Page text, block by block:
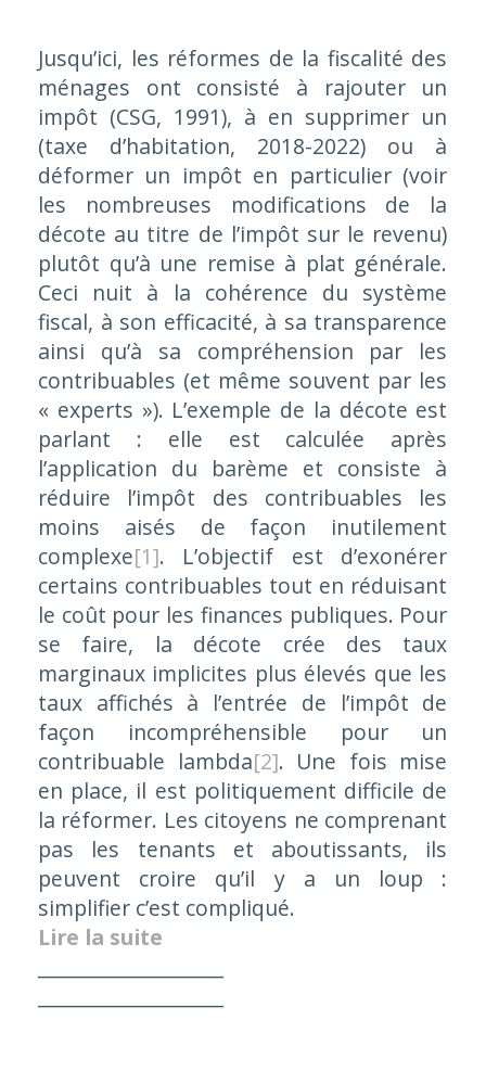
Jusqu’ici, les réformes de la fiscalité des
ménages ont consisté à rajouter un
impôt (CSG, 1991), à en supprimer un
(taxe d’habitation, 2018-2022) ou à
déformer un impôt en particulier (voir
les nombreuses modifications de la
décote au titre de l’impôt sur le revenu)
plutôt qu’à une remise à plat générale.
Ceci nuit à la cohérence du système
fiscal, à son efficacité, à sa transparence
ainsi qu’à sa compréhension par les
contribuables (et même souvent par les
« experts »). L’exemple de la décote est
parlant : elle est calculée après
l’application du barème et consiste à
réduire l’impôt des contribuables les
moins aisés de façon inutilement
complexe[1]. L’objectif est d’exonérer
certains contribuables tout en réduisant
le coût pour les finances publiques. Pour
se faire, la décote crée des taux
marginaux implicites plus élevés que les
taux affichés à l’entrée de l’impôt de
façon incompréhensible pour un
contribuable lambda[2]. Une fois mise
en place, il est politiquement difficile de
la réformer. Les citoyens ne comprenant
pas les tenants et aboutissants, ils
peuvent croire qu’il y a un loup :
simplifier c’est compliqué.
Lire la suite